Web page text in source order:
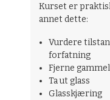
Kurset er
annet dette:
Vurdere
forfatning
Fjerne
Ta ut glass
Glasskjæring